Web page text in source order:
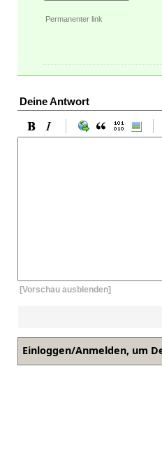
Permanenter link
Deine Antwort
[Vorschau ausblenden]